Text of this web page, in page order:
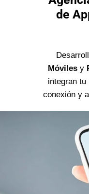
de
Móviles y
integran tu
conexión y